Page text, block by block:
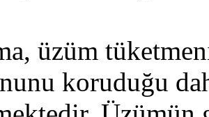
üzüm
koruduğu